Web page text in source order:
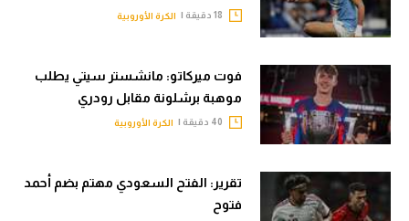
الكرة الأوروبية
فوت ميركاتو: مانشستر سيتي يطلب
موهبة برشلونة مقابل رودري
الكرة الأوروبية
تقرير: الفتح السعودي مهتم بضم أحمد
فتوح